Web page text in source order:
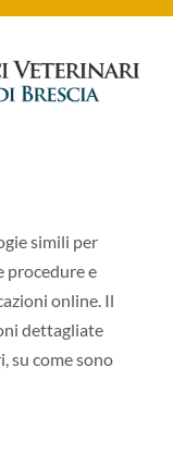
simili per
procedure e
online. Il
dettagliate
su come sono